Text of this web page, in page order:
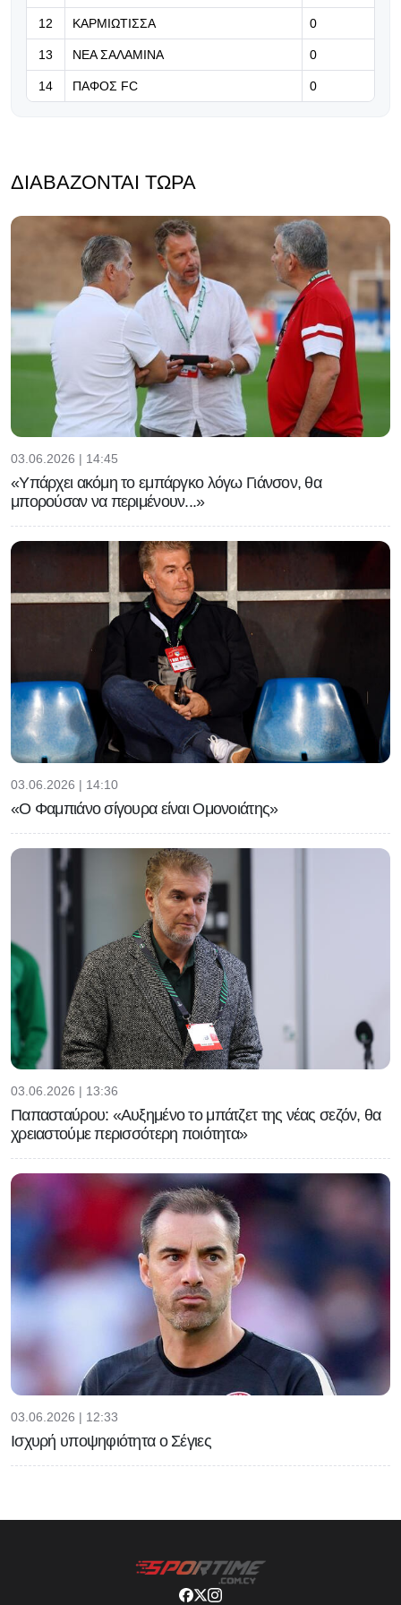
12 ΚΑΡΜΙΩΤΙΣΣΑ 0
13 ΝΕΑ ΣΑΛΑΜΙΝΑ 0
14 ΠΑΦΟΣ FC 0
ΔΙΑΒΆΖΟΝΤΑΙ ΤΏΡΑ
03.06.2026 | 14:45
«Υπάρχει ακόμη το εμπάργκο λόγω Γιάνσον, θα
μπορούσαν να περιμένουν...»
03.06.2026 | 14:10
«Ο Φαμπιάνο σίγουρα είναι Ομονοιάτης»
03.06.2026 | 13:36
Παπασταύρου: «Αυξημένο το μπάτζετ της νέας σεζόν, θα
χρειαστούμε περισσότερη ποιότητα»
03.06.2026 | 12:33
Ισχυρή υποψηφιότητα ο Σέγιες